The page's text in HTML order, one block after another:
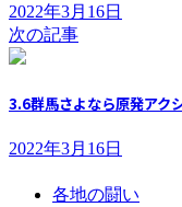
2022年3月16日
次の記事
3.6群馬さよなら原発アク
2022年3月16日
各地の闘い